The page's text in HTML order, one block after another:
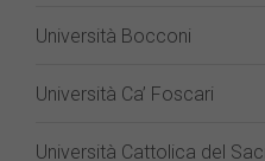
Università Bocconi
Università Ca’ Foscari
Università Cattolica del